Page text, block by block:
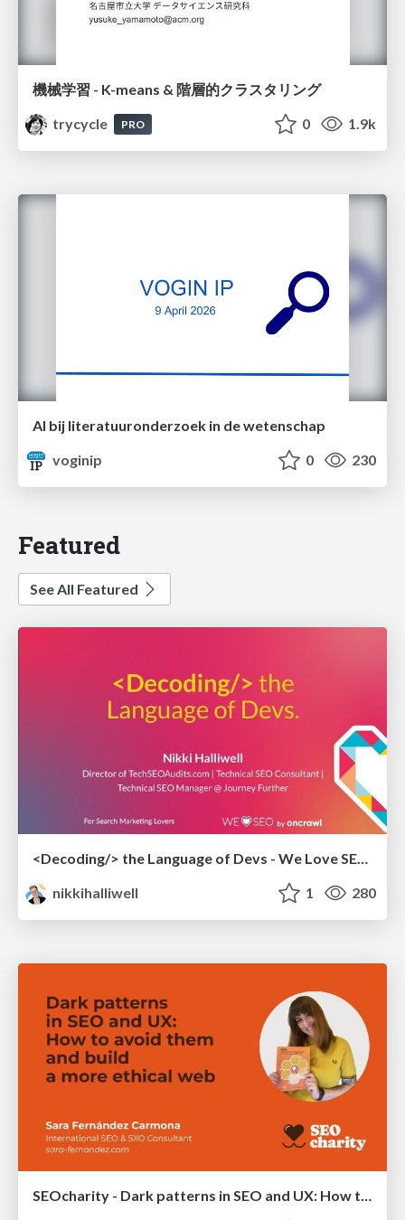
機械学習 - K-means & 階層的クラスタリング
trycycle
PRO 0 1.9k
AI bij literatuuronderzoek in de wetenschap
voginip
0 230
Featured
See All Featured
<Decoding/> the Language of Devs - We Love SEO 2024
nikkihalliwell
1 280
SEOcharity - Dark patterns in SEO and UX: How to avoid them and build a more ethical web